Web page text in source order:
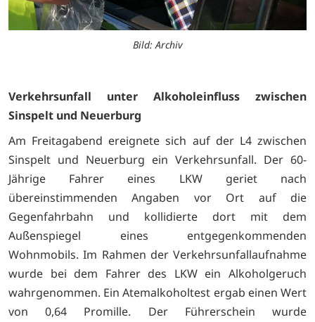
Bild: Archiv
Verkehrsunfall unter Alkoholeinfluss zwischen
Sinspelt und Neuerburg
Am Freitagabend ereignete sich auf der L4 zwischen
Sinspelt und Neuerburg ein Verkehrsunfall. Der 60-
Jährige Fahrer eines LKW geriet nach
übereinstimmenden Angaben vor Ort auf die
Gegenfahrbahn und kollidierte dort mit dem
Außenspiegel eines entgegenkommenden
Wohnmobils. Im Rahmen der Verkehrsunfallaufnahme
wurde bei dem Fahrer des LKW ein Alkoholgeruch
wahrgenommen. Ein Atemalkoholtest ergab einen Wert
von 0,64 Promille. Der Führerschein wurde